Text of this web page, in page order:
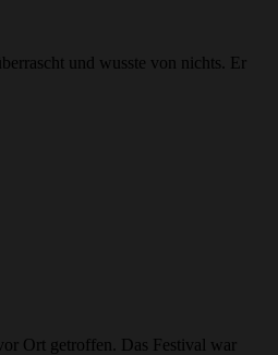
und wusste von nichts. Er
Ort getroffen. Das Festival war